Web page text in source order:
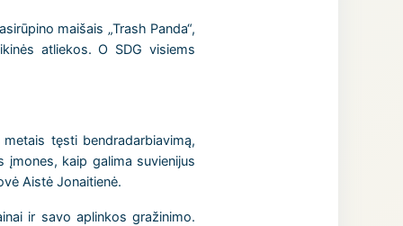
maišais „Trash Panda“,
atliekos. O SDG visiems
tęsti bendradarbiavimą,
kaip galima suvienijus
Aistė Jonaitienė.
ir savo aplinkos gražinimo.